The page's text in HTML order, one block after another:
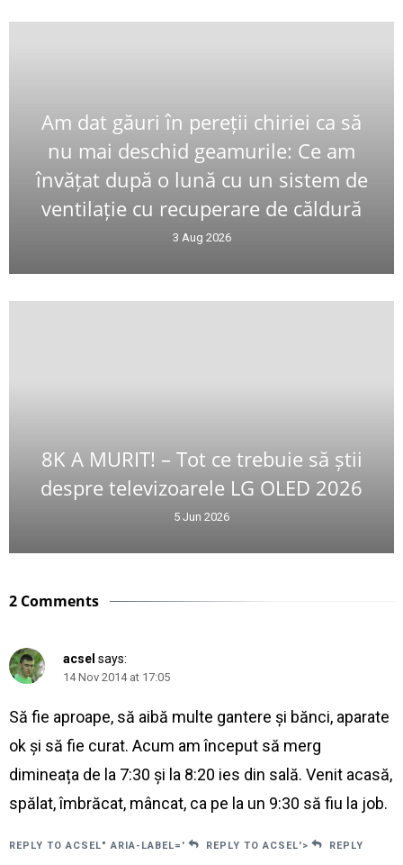
Am dat găuri în pereții chiriei ca să
nu mai deschid geamurile: Ce am
învățat după o lună cu un sistem de
ventilație cu recuperare de căldură
3 Aug 2026
8K A MURIT! – Tot ce trebuie să știi
despre televizoarele LG OLED 2026
5 Jun 2026
2 Comments
acsel says:
14 Nov 2014 at 17:05
Să fie aproape, să aibă multe gantere și bănci, aparate
ok și să fie curat. Acum am început să merg
dimineața de la 7:30 și la 8:20 ies din sală. Venit acasă,
spălat, îmbrăcat, mâncat, ca pe la un 9:30 să fiu la job.
REPLY TO ACSEL" ARIA-LABEL=' REPLY TO ACSEL'> REPLY